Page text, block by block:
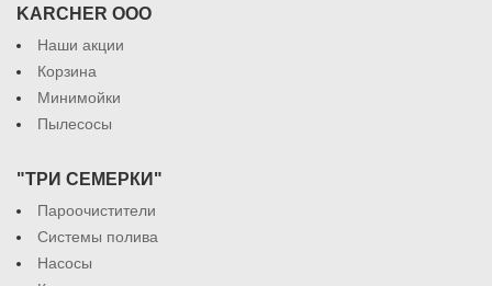
KARCHER ООО
Наши акции
Корзина
Минимойки
Пылесосы
"ТРИ СЕМЕРКИ"
Пароочистители
Системы полива
Насосы